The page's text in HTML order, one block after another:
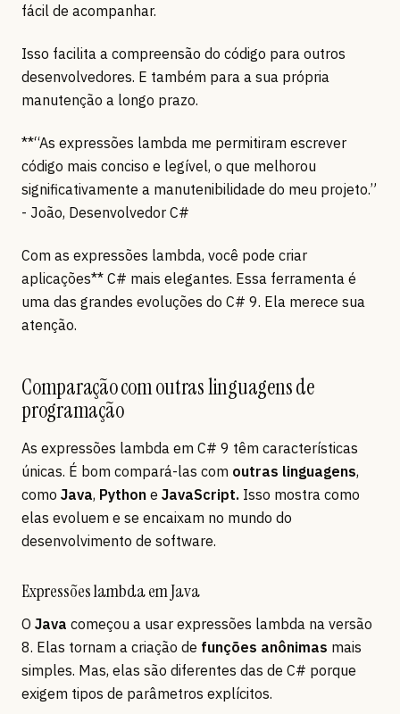
fácil de acompanhar.
Isso facilita a compreensão do código para outros
desenvolvedores. E também para a sua própria
manutenção a longo prazo.
**“As expressões lambda me permitiram escrever
código mais conciso e legível, o que melhorou
significativamente a manutenibilidade do meu projeto.”
- João, Desenvolvedor C#
Com as expressões lambda, você pode criar
aplicações** C# mais elegantes. Essa ferramenta é
uma das grandes evoluções do C# 9. Ela merece sua
atenção.
Comparação com outras linguagens de
programação
As expressões lambda em C# 9 têm características
únicas. É bom compará-las com outras linguagens,
como Java, Python e JavaScript. Isso mostra como
elas evoluem e se encaixam no mundo do
desenvolvimento de software.
Expressões lambda em Java
O Java começou a usar expressões lambda na versão
8. Elas tornam a criação de funções anônimas mais
simples. Mas, elas são diferentes das de C# porque
exigem tipos de parâmetros explícitos.